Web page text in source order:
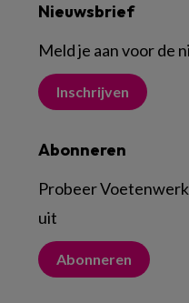
Nieuwsbrief
Meld je aan voor de
Inschrijven
Abonneren
Probeer
uit
Abonneren